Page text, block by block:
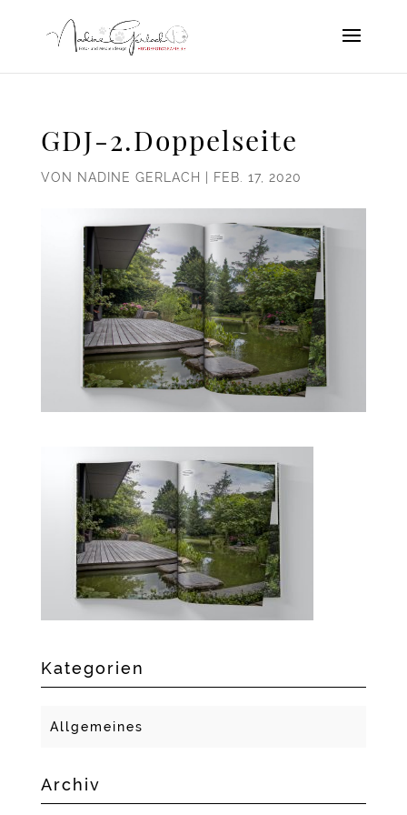
GDJ-2.Doppelseite
VON NADINE GERLACH FEB. 17, 2020
Kategorien
Allgemeines
Archiv